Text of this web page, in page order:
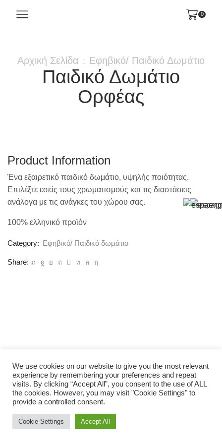
0
Αρχική Σελίδα Εφηβικό/ Παιδικό Δωμάτιο
Παιδικό Δωμάτιο
Ορφέας
Product Information
Ένα εξαιρετικό παιδικό δωμάτιο, υψηλής ποιότητας.
Επιλέξτε εσείς τους χρωματισμούς και τις διαστάσεις
ανάλογα με τις ανάγκες του χώρου σας.
100% ελληνικό προϊόν
Category: Εφηβικό/ Παιδικό δωμάτιο
Share:
We use cookies on our website to give you the most relevant
experience by remembering your preferences and repeat
visits. By clicking “Accept All”, you consent to the use of ALL
the cookies. However, you may visit "Cookie Settings" to
provide a controlled consent.
Cookie Settings Accept All